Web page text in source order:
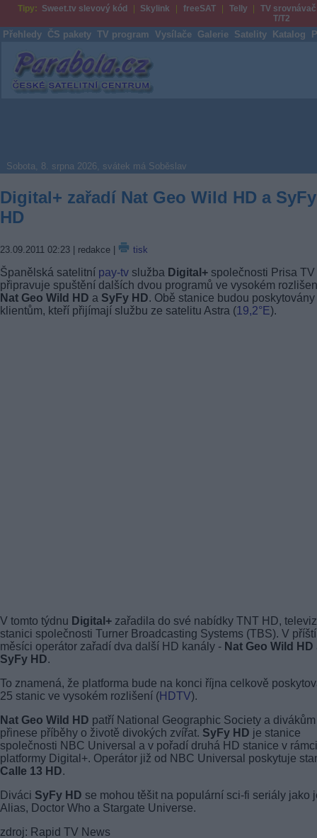
Tipy: Sweet.tv slevový kód Skylink freeSAT Telly
TV srovnávač
T/T2
Přehledy ČS pakety TV program Vysílače Galerie Satelity Katalog
Parabola.cz
Sobota, 8. srpna 2026, svátek má Soběslav
Digital+ zařadí Nat Geo Wild HD a SyFy
HD
23.09.2011 02:23 | redakce | tisk
Španělská satelitní pay-tv služba Digital+ společnosti Prisa TV
připravuje spuštění dalších dvou programů ve vysokém
Nat Geo Wild HD a SyFy HD. Obě stanice budou poskytovány
klientům, kteří přijímají službu ze satelitu Astra (19,2°E).
V tomto týdnu Digital+ zařadila do své nabídky TNT HD,
stanici společnosti Turner Broadcasting Systems (TBS). V
měsíci operátor zařadí dva další HD kanály - Nat Geo Wild HD
SyFy HD.
To znamená, že platforma bude na konci října celkově
25 stanic ve vysokém rozlišení (HDTV).
Nat Geo Wild HD patří National Geographic Society a divákům
přinese příběhy o životě divokých zvířat. SyFy HD je stanice
společnosti NBC Universal a v pořadí druhá HD stanice v rámci
platformy Digital+. Operátor již od NBC Universal poskytuje
Calle 13 HD.
Diváci SyFy HD se mohou těšit na populární sci-fi seriály jako
Alias, Doctor Who a Stargate Universe.
zdroj: Rapid TV News